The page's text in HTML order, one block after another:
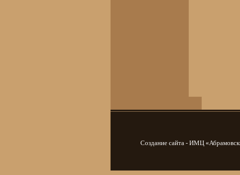
Создание сайта - ИМЦ